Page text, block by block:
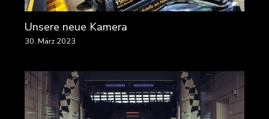
Unsere neue Kamera
30. März 2023